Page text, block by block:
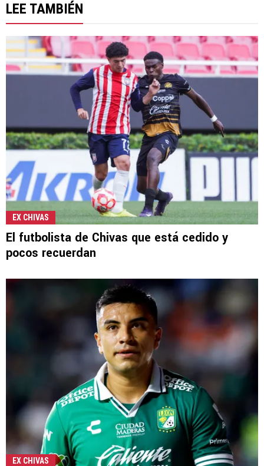
LEE TAMBIÉN
EX CHIVAS
El futbolista de Chivas que está cedido y
pocos recuerdan
EX CHIVAS